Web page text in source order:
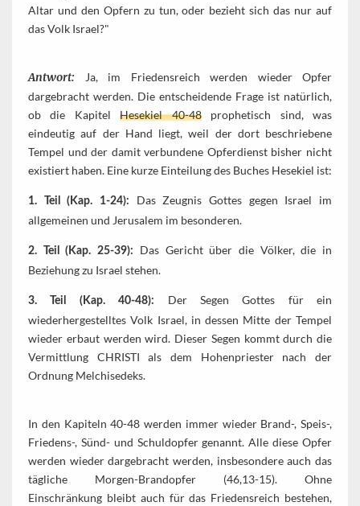
Altar und den Opfern zu tun, oder bezieht sich das nur auf
das Volk Israel?"
Antwort: Ja, im Friedensreich werden wieder Opfer
dargebracht werden. Die entscheidende Frage ist natürlich,
ob die KapitelHesekiel 40-48prophetisch sind, was
eindeutig auf der Hand liegt, weil der dort beschriebene
Tempel und der damit verbundene Opferdienst bisher nicht
existiert haben. Eine kurze Einteilung des Buches Hesekiel ist:
1. Teil (Kap. 1-24):
Das Zeugnis Gottes gegen Israel im
allgemeinen und Jerusalem im besonderen.
2. Teil (Kap. 25-39):
Das Gericht über die Völker, die in
Beziehung zu Israel stehen.
3. Teil (Kap. 40-48):
Der Segen Gottes für ein
wiederhergestelltes Volk Israel, in dessen Mitte der Tempel
wieder erbaut werden wird. Dieser Segen kommt durch die
Vermittlung CHRISTI als dem Hohenpriester nach der
Ordnung Melchisedeks.
In den Kapiteln 40-48 werden immer wieder Brand-, Speis-,
Friedens-, Sünd- und Schuldopfer genannt. Alle diese Opfer
werden wieder dargebracht werden, insbesondere auch das
tägliche Morgen-Brandopfer (46,13-15). Ohne
Einschränkung bleibt auch für das Friedensreich bestehen,